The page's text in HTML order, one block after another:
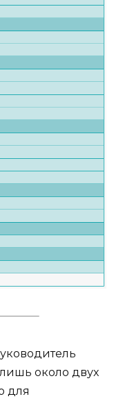
около двух
для